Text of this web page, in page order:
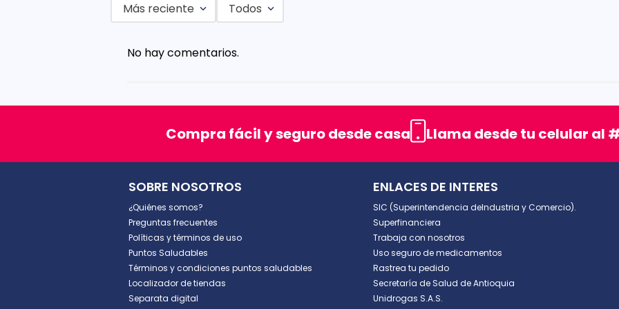
Título
★★★★
Tu nombre
Dirección de email
Escribe un comentario
Más reciente Todos
No hay comentarios.
Compra fácil y seguro desde casa Llama desde tu celular al
SOBRE NOSOTROS
¿Quiénes somos?
Preguntas frecuentes
Políticas y términos de uso
Puntos Saludables
Términos y condiciones puntos saludables
Localizador de tiendas
Separata digital
ENLACES DE INTERES
SIC (Superintendencia deIndustria y Comercio).
Superfinanciera
Trabaja con nosotros
Uso seguro de medicamentos
Rastrea tu pedido
Secretaría de Salud de Antioquia
Unidrogas S.A.S.